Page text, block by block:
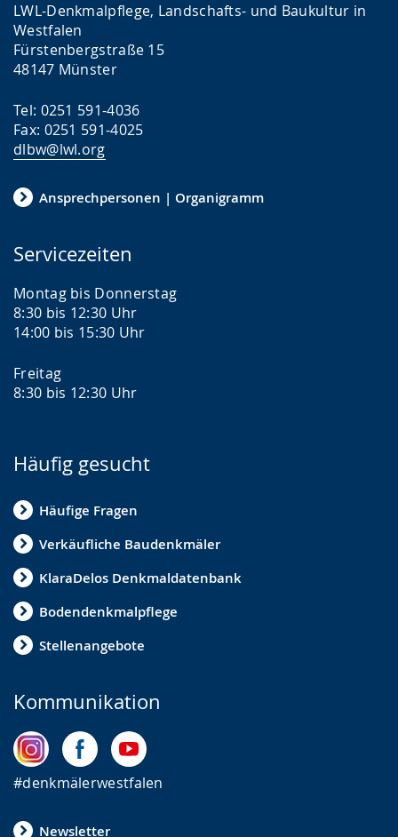
LWL-Denkmalpflege, Landschafts- und Baukultur in
Westfalen
Fürstenbergstraße 15
48147 Münster
Tel: 0251 591-4036
Fax: 0251 591-4025
dlbw@lwl.org
Ansprechpersonen | Organigramm
Servicezeiten
Montag bis Donnerstag
8:30 bis 12:30 Uhr
14:00 bis 15:30 Uhr
Freitag
8:30 bis 12:30 Uhr
Häufig gesucht
Häufige Fragen
Verkäufliche Baudenkmäler
KlaraDelos Denkmaldatenbank
Bodendenkmalpflege
Stellenangebote
Kommunikation
#denkmälerwestfalen
Newsletter